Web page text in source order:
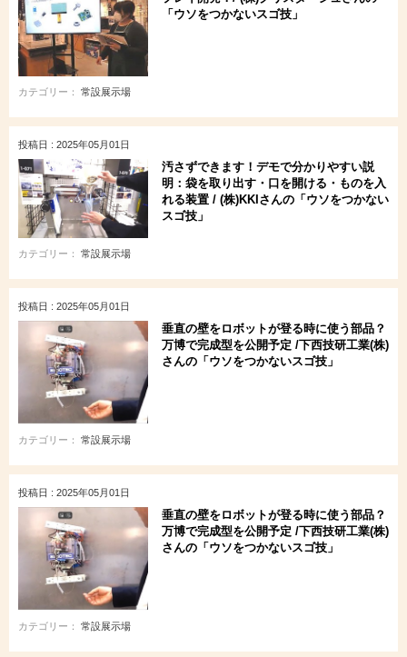
「ウソをつかないスゴ技」
カテゴリー： 常設展示場
投稿日 : 2025年05月01日
汚さずできます！デモで分かりやすい説
明：袋を取り出す・口を開ける・ものを入
れる装置 / (株)KKIさんの「ウソをつかない
スゴ技」
カテゴリー： 常設展示場
投稿日 : 2025年05月01日
垂直の壁をロボットが登る時に使う部品？
万博で完成型を公開予定 /下西技研工業(株)
さんの「ウソをつかないスゴ技」
カテゴリー： 常設展示場
投稿日 : 2025年05月01日
垂直の壁をロボットが登る時に使う部品？
万博で完成型を公開予定 /下西技研工業(株)
さんの「ウソをつかないスゴ技」
カテゴリー： 常設展示場